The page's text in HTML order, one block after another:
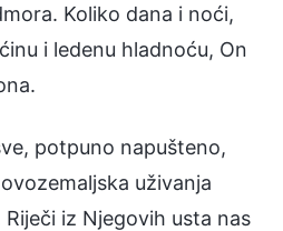
Koliko dana i noći,
i ledenu hladnoću, On
potpuno napušteno,
uživanja
iz Njegovih usta nas